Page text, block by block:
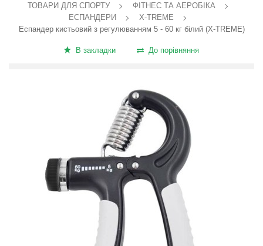
ТОВАРИ ДЛЯ СПОРТУ
ФІТНЕС ТА АЕРОБІКА
ЕСПАНДЕРИ
X-TREME
Еспандер кистьовий з регулюванням 5 - 60 кг білий (X-TREME)
В закладки До порівняння